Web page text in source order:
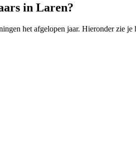
in Laren?
het afgelopen jaar. Hieronder zie